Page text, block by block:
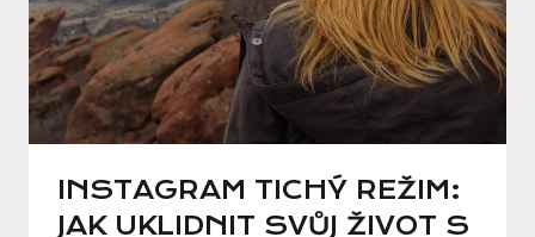
INSTAGRAM TICHÝ REŽIM:
JAK UKLIDNIT SVŮJ ŽIVOT S